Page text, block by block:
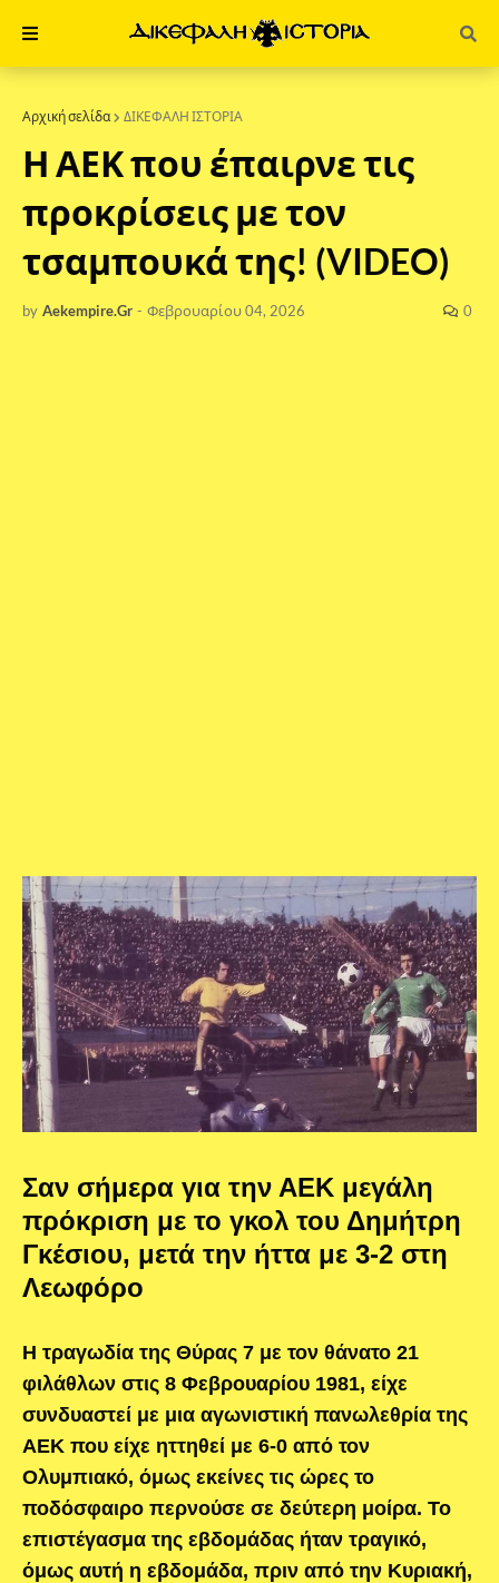
Αρχική σελίδα ΔΙΚΕΦΑΛΗ ΙΣΤΟΡΙΑ
Η ΑΕΚ που έπαιρνε τις
προκρίσεις με τον
τσαμπουκά της! (VIDEO)
by Aekempire.Gr - Φεβρουαρίου 04, 2026 0
Σαν σήμερα για την ΑΕΚ μεγάλη
πρόκριση με το γκολ του Δημήτρη
Γκέσιου, μετά την ήττα με 3-2 στη
Λεωφόρο
Η τραγωδία της Θύρας 7 με τον θάνατο 21
φιλάθλων στις 8 Φεβρουαρίου 1981, είχε
συνδυαστεί με μια αγωνιστική πανωλεθρία της
ΑΕΚ που είχε ηττηθεί με 6-0 από τον
Ολυμπιακό, όμως εκείνες τις ώρες το
ποδόσφαιρο περνούσε σε δεύτερη μοίρα. Το
επιστέγασμα της εβδομάδας ήταν τραγικό,
όμως αυτή η εβδομάδα, πριν από την Κυριακή,